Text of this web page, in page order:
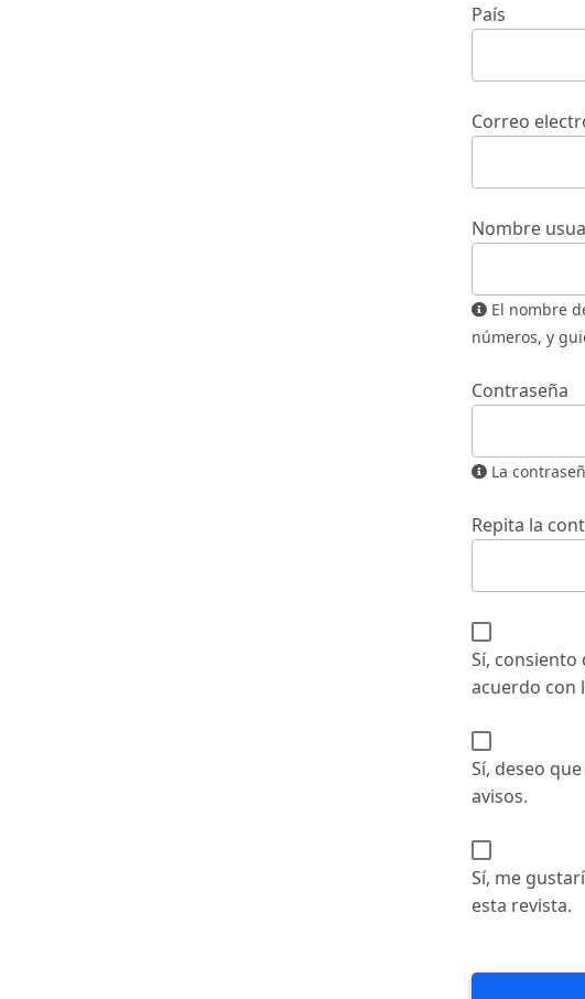
País
Correo
Nombre
números, y
Contraseña
La
Repita la
Sí, consiento
acuerdo con
Sí, deseo
avisos.
Sí, me
esta revista.